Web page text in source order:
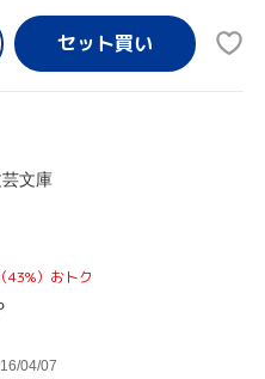
文庫
43%）おトク
04/07